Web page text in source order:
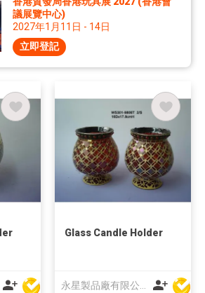
議展覽中心)
2027年1月11日 - 14日
立即登記
Glass Candle Holder